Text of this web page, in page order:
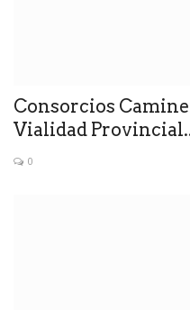
Consorcios
Vialidad
0